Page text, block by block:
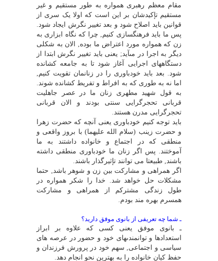
مقام معظم رهبرى همواره به طور مستقیم و غیر
مستقیم تإکیدشان بر این است که اولا یک سرى از
قوانین باید اصلاح شود و بعد تغییر نگرش ایجاد شود.
پس ما باید فرهنگسازى کنیم, چرا که نگاه ابزارى به
زن که همواره مورد اعتراض ما بوده, الان به شکلى
دیگر به اجرا در مىآید; یعنى باید تغییر نگرش ابتدا از
دستگاههاى اجرایى آغاز شود تا به جامعه کشانده
شود. بعد باید خودباورى را در زنانمان تقویت کنیم,
اما نه به طورى که به افراط و تفریط کشانده شوند.
به قول شهید مطهرى زنان ما در عصر جاهلیت
قربانى تحجرگرایى سنتى بودند و الان قربانى
تحجرگرایى مدرن هستند.
باید توجه کنیم خودباورى یعنى آنچه که حضرت زهرا
و حضرت زینب (سلام الله علیهما) با بروز واقعى و
منطقى که در اجتماع و خانواده داشتند به ما
آموختند. پس اگر زنان ما خودباورى منطقى داشته
باشند, طبیعتا مى توانند تإثیرگذار باشند.
اگر همراهى و مشارکت بین زن و شوهر باشد, حتما
مشکلات حل خواهد شد. خدا را شکر همواره در
طول زندگى مشترکم از همراهى و مشارکت
همسرم بهره مند بودم.
ـ شما چه تعریفى از بانوى موفق دارید؟
ـ بانوى موفق یعنى کسى که علاوه بر ابراز
استعدادها و توانمندىهاى خود و حضور در عرصه هاى
سیاسى و اجتماعى, سهم خود در پرورش فرزندان و
حفظ کیان خانواده را به بهترین نحو انجام دهد.